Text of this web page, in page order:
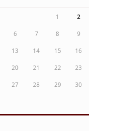
1 2
6 7 8 9
13 14 15 16
20 21 22 23
27 28 29 30